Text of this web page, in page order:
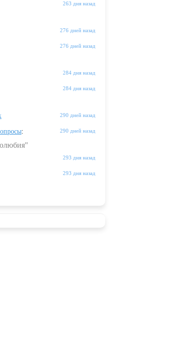
263 дня назад
276 дней назад
276 дней назад
284 дня назад
284 дня назад
290 дней назад
290 дней назад
:
293 дня назад
293 дня назад